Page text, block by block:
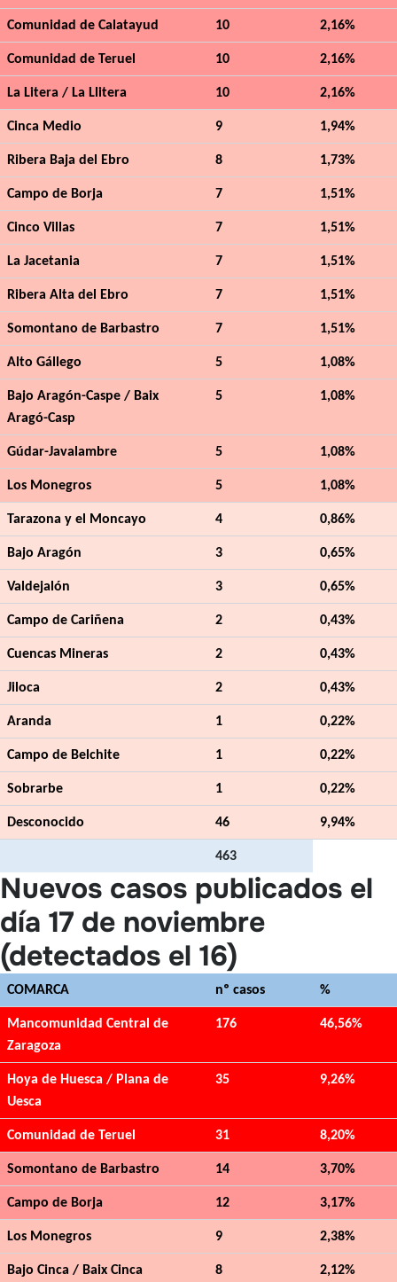
Comunidad de Calatayud 10 2,16%
Comunidad de Teruel 10 2,16%
La Litera / La Llitera 10 2,16%
Cinca Medio 9 1,94%
Ribera Baja del Ebro 8 1,73%
Campo de Borja 7 1,51%
Cinco Villas 7 1,51%
La Jacetania 7 1,51%
Ribera Alta del Ebro 7 1,51%
Somontano de Barbastro 7 1,51%
Alto Gállego 5 1,08%
Bajo Aragón-Caspe / Baix
Aragó-Casp
5 1,08%
Gúdar-Javalambre 5 1,08%
Los Monegros 5 1,08%
Tarazona y el Moncayo 4 0,86%
Bajo Aragón 3 0,65%
Valdejalón 3 0,65%
Campo de Cariñena 2 0,43%
Cuencas Mineras 2 0,43%
Jiloca 2 0,43%
Aranda 1 0,22%
Campo de Belchite 1 0,22%
Sobrarbe 1 0,22%
Desconocido 46 9,94%
463
Nuevos casos publicados el
día 17 de noviembre
(detectados el 16)
COMARCA nº casos %
Mancomunidad Central de
Zaragoza
176 46,56%
Hoya de Huesca / Plana de
Uesca
35 9,26%
Comunidad de Teruel 31 8,20%
Somontano de Barbastro 14 3,70%
Campo de Borja 12 3,17%
Los Monegros 9 2,38%
Bajo Cinca / Baix Cinca 8 2,12%